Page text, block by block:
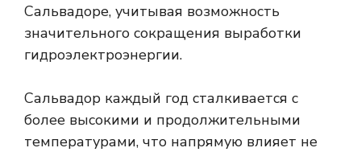
Сальвадоре, учитывая возможность
значительного сокращения выработки
гидроэлектроэнергии.
Сальвадор каждый год сталкивается с
более высокими и продолжительными
температурами, что напрямую влияет не